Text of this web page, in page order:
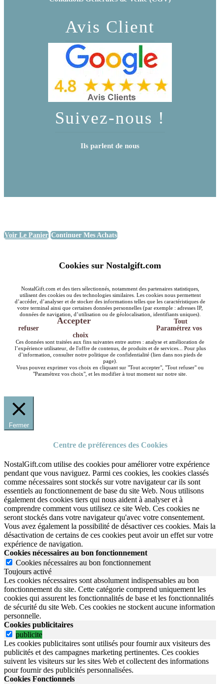
Avis Client
Suivez-nous !
Ils parlent de nous
Voir Le Panier Continuer Mes Achats
Cookies sur Nostalgift.com
NostalGift.com et des tiers sélectionnés, notamment des partenaires statistiques,
utilisent des cookies ou des technologies similaires. Les cookies nous permettent
d’accéder, d’analyser et de stocker des informations telles que les caractéristiques de
votre terminal ainsi que certaines données personnelles (par exemple : adresses IP,
données de navigation, d’utilisation ou de géolocalisation, identifiants uniques).
Accepter
Tout
refuser
Paramétrez vos
choix
Ces données sont traitées aux fins suivantes entre autres : analyse et amélioration de
l’expérience utilisateur, de l'offre de contenus, de produits et de services... Pour plus
d’information, consulter notre politique de confidentialité (lien dans nos pieds de
page).
Vous pouvez exprimer vos choix en cliquant sur "Tout accepter", "Tout refuser" ou
"Paramétrez vos choix", et les modifier à tout moment sur notre site.
Fermer
Centre de préférences des Cookies
NostalGift.com utilise des cookies pour améliorer votre expérience
pendant que vous naviguez. Parmi ces cookies, les cookies classés
comme nécessaires sont stockés sur votre navigateur car ils sont
essentiels au fonctionnement de base du site Web. Nous utilisons
également des cookies tiers qui nous aident à analyser et à
comprendre comment vous utilisez ce site Web. Ces cookies ne
seront stockés dans votre navigateur qu'avec votre consentement.
Vous avez également la possibilité de désactiver ces cookies. Mais la
désactivation de certains de ces cookies peut avoir un effet sur votre
expérience de navigation.
Cookies nécessaires au bon fonctionnement
Cookies nécessaires au bon fonctionnement
Toujours activé
Les cookies nécessaires sont absolument indispensables au bon
fonctionnement du site. Cette catégorie comprend uniquement les
cookies qui assurent les fonctionnalités de base et les fonctionnalités
de sécurité du site Web. Ces cookies ne stockent aucune information
personnelle.
Cookies publicitaires
publicite
Les cookies publicitaires sont utilisés pour fournir aux visiteurs des
publicités et des campagnes marketing pertinentes. Ces cookies
suivent les visiteurs sur les sites Web et collectent des informations
pour fournir des publicités personnalisées.
Cookies Fonctionnels